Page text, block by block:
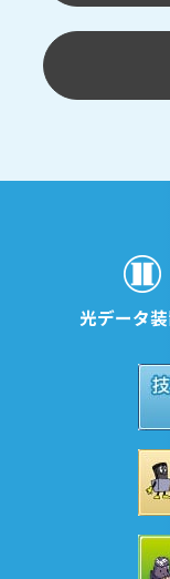
光データ